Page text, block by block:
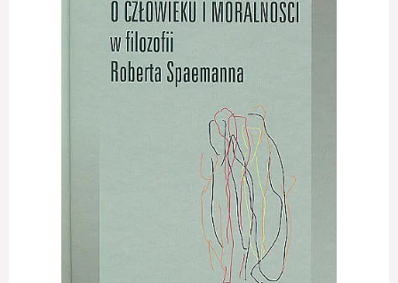
Konieczne
Te pliki cookie
nie są
opcjonalne. Są
one potrzebne